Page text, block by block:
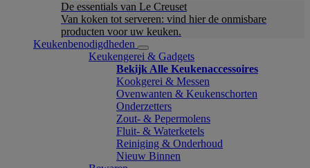
De essentials van Le Creuset
Van koken tot serveren: vind hier de onmisbare
producten voor uw keuken.
Keukenbenodigdheden
Keukengerei & Gadgets
Bekijk Alle Keukenaccessoires
Kookgerei & Messen
Ovenwanten & Keukenschorten
Onderzetters
Zout- & Pepermolens
Fluit- & Waterketels
Reiniging & Onderhoud
Nieuw Binnen